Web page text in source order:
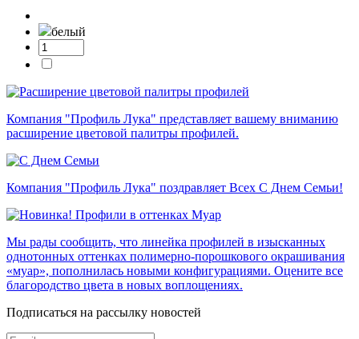
белый
Компания "Профиль Лука" представляет вашему вниманию
расширение цветовой палитры профилей.
Компания "Профиль Лука" поздравляет Всех С Днем Семьи!
Мы рады сообщить, что линейка профилей в изысканных
однотонных оттенках полимерно-порошкового окрашивания
«муар», пополнилась новыми конфигурациями. Оцените все
благородство цвета в новых воплощениях.
Подписаться на рассылку новостей